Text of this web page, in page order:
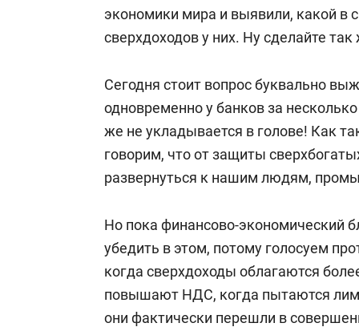
экономики мира и выявили, какой в
сверхдоходов у них. Ну сделайте так
Сегодня стоит вопрос буквально
одновременно у банков за
же не укладывается в голове! Как
говорим, что от защиты
развернуться к нашим людям,
Но пока финансово-экономический
убедить в этом, потому голосуем
когда сверхдоходы облагаются
повышают НДС, когда пытаются
они фактически перешли в